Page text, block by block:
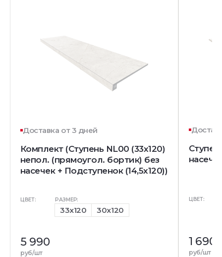
Доставка от 3 дней
Комплект (Ступень NL00 (33x120)
непол. (прямоугол. бортик) без
насечек + Подступенок (14,5x120))
ЦВЕТ: РАЗМЕР:
33x120 30x120
5 990
руб/шт
ЦВЕТ:
1 690
руб/шт